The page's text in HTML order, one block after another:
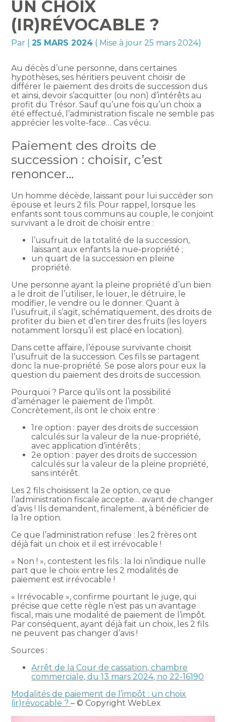
UN CHOIX
(IR)RÉVOCABLE ?
Par |25 MARS 2024 ( Mise à jour 25 mars 2024)
Au décès d’une personne, dans certaines
hypothèses, ses héritiers peuvent choisir de
différer le paiement des droits de succession dus
et ainsi, devoir s’acquitter (ou non) d’intérêts au
profit du Trésor. Sauf qu’une fois qu’un choix a
été effectué, l’administration fiscale ne semble pas
apprécier les volte-face… Cas vécu.
Paiement des droits de
succession : choisir, c’est
renoncer…
Un homme décède, laissant pour lui succéder son
épouse et leurs 2 fils. Pour rappel, lorsque les
enfants sont tous communs au couple, le conjoint
survivant a le droit de choisir entre :
l’usufruit de la totalité de la succession,
laissant aux enfants la nue-propriété ;
un quart de la succession en pleine
propriété.
Une personne ayant la pleine propriété d’un bien
a le droit de l’utiliser, le louer, le détruire, le
modifier, le vendre ou le donner. Quant à
l’usufruit, il s’agit, schématiquement, des droits de
profiter du bien et d’en tirer des fruits (les loyers
notamment lorsqu’il est placé en location).
Dans cette affaire, l’épouse survivante choisit
l’usufruit de la succession. Ces fils se partagent
donc la nue-propriété. Se pose alors pour eux la
question du paiement des droits de succession.
Pourquoi ? Parce qu’ils ont la possibilité
d’aménager le paiement de l’impôt.
Concrètement, ils ont le choix entre :
1re option : payer des droits de succession
calculés sur la valeur de la nue-propriété,
avec application d’intérêts ;
2e option : payer des droits de succession
calculés sur la valeur de la pleine propriété,
sans intérêt.
Les 2 fils choisissent la 2e option, ce que
l’administration fiscale accepte… avant de changer
d’avis ! Ils demandent, finalement, à bénéficier de
la 1re option.
Ce que l’administration refuse : les 2 frères ont
déjà fait un choix et il est irrévocable !
« Non ! », contestent les fils : la loi n’indique nulle
part que le choix entre les 2 modalités de
paiement est irrévocable !
« Irrévocable », confirme pourtant le juge, qui
précise que cette règle n’est pas un avantage
fiscal, mais une modalité de paiement de l’impôt.
Par conséquent, ayant déjà fait un choix, les 2 fils
ne peuvent pas changer d’avis !
Sources :
Arrêt de la Cour de cassation, chambre
commerciale, du 13 mars 2024, no 22-16190
Modalités de paiement de l’impôt : un choix
(ir)révocable ?– © Copyright WebLex